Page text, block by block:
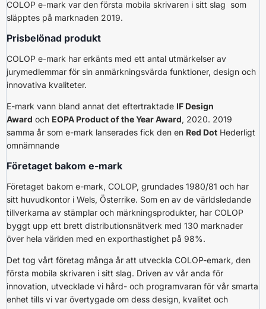
COLOP e-mark var den första mobila skrivaren i sitt slag som
släpptes på marknaden 2019.
Prisbelönad produkt
COLOP e-mark har erkänts med ett antal utmärkelser av
jurymedlemmar för sin anmärkningsvärda funktioner, design och
innovativa kvaliteter.
E-mark vann bland annat det eftertraktade IF Design
Award och EOPA Product of the Year Award, 2020. 2019
samma år som e-mark lanserades fick den en Red Dot Hederligt
omnämnande
Företaget bakom e-mark
Företaget bakom e-mark, COLOP, grundades 1980/81 och har
sitt huvudkontor i Wels, Österrike. Som en av de världsledande
tillverkarna av stämplar och märkningsprodukter, har COLOP
byggt upp ett brett distributionsnätverk med 130 marknader
över hela världen med en exporthastighet på 98%.
Det tog vårt företag många år att utveckla COLOP-emark, den
första mobila skrivaren i sitt slag. Driven av vår anda för
innovation, utvecklade vi hård- och programvaran för vår smarta
enhet tills vi var övertygade om dess design, kvalitet och